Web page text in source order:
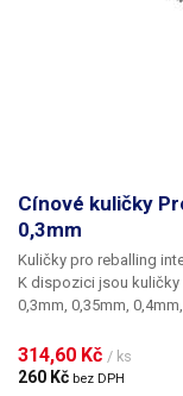
Cínové kuličky
0,3mm
Kuličky pro reballing
K dispozici jsou kuličky
0,3mm, 0,35mm,
BGA mřížky pro
kuliček o daném
314,60 Kč / ks
260 Kč bez DPH